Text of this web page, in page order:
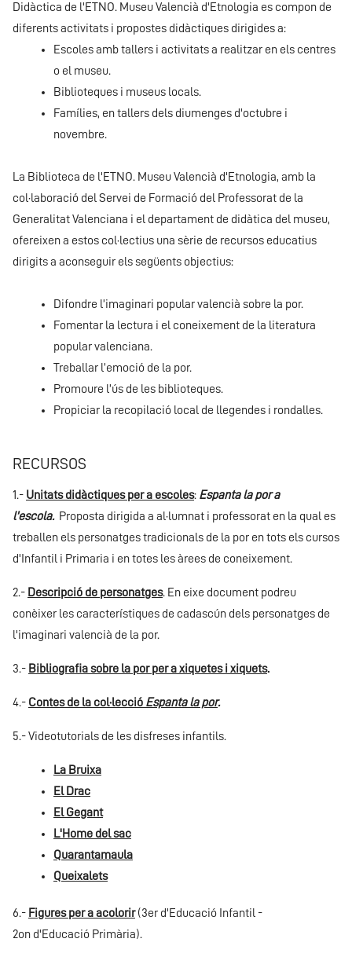
Didàctica de l'ETNO. Museu Valencià d'Etnologia es compon de
diferents activitats i propostes didàctiques dirigides a:
Escoles amb tallers i activitats a realitzar en els centres
o el museu.
Biblioteques i museus locals.
Famílies, en tallers dels diumenges d'octubre i
novembre.
La Biblioteca de l'ETNO. Museu Valencià d'Etnologia, amb la
col·laboració del Servei de Formació del Professorat de la
Generalitat Valenciana i el departament de didàtica del museu,
ofereixen a estos col·lectius una sèrie de recursos educatius
dirigits a aconseguir els següents objectius:
Difondre l’imaginari popular valencià sobre la por.
Fomentar la lectura i el coneixement de la literatura
popular valenciana.
Treballar l’emoció de la por.
Promoure l’ús de les biblioteques.
Propiciar la recopilació local de llegendes i rondalles.
RECURSOS
1.- Unitats didàctiques per a escoles: Espanta la por a
l'escola. Proposta dirigida a al·lumnat i professorat en la qual es
treballen els personatges tradicionals de la por en tots els cursos
d'Infantil i Primaria i en totes les àrees de coneixement.
2.- Descripció de personatges. En eixe document podreu
conèixer les característiques de cadascún dels personatges de
l'imaginari valencià de la por.
3.- Bibliografia sobre la por per a xiquetes i xiquets.
4.- Contes de la col·lecció Espanta la por.
5.- Videotutorials de les disfreses infantils.
La Bruixa
El Drac
El Gegant
L'Home del sac
Quarantamaula
Queixalets
6.- Figures per a acolorir(3er d'Educació Infantil -
2on d'Educació Primària).